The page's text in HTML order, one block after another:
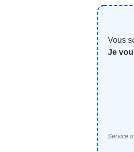
Vous
Je
Service